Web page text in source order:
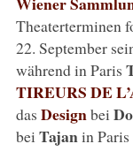
Theaterterminen
22. September
während in Paris
TIREURS DE
das Designbei
bei Tajanin Paris